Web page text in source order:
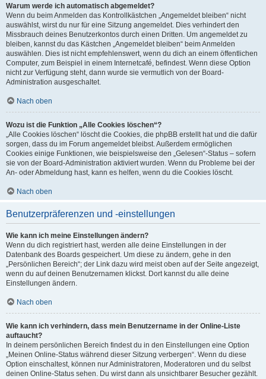
Warum werde ich automatisch abgemeldet?
Wenn du beim Anmelden das Kontrollkästchen „Angemeldet bleiben“ nicht
auswählst, wirst du nur für eine Sitzung angemeldet. Dies verhindert den
Missbrauch deines Benutzerkontos durch einen Dritten. Um angemeldet zu
bleiben, kannst du das Kästchen „Angemeldet bleiben“ beim Anmelden
auswählen. Dies ist nicht empfehlenswert, wenn du dich an einem öffentlichen
Computer, zum Beispiel in einem Internetcafé, befindest. Wenn diese Option
nicht zur Verfügung steht, dann wurde sie vermutlich von der Board-
Administration ausgeschaltet.
Nach oben
Wozu ist die Funktion „Alle Cookies löschen“?
„Alle Cookies löschen“ löscht die Cookies, die phpBB erstellt hat und die dafür
sorgen, dass du im Forum angemeldet bleibst. Außerdem ermöglichen
Cookies einige Funktionen, wie beispielsweise den „Gelesen“-Status – sofern
sie von der Board-Administration aktiviert wurden. Wenn du Probleme bei der
An- oder Abmeldung hast, kann es helfen, wenn du die Cookies löscht.
Nach oben
Benutzerpräferenzen und -einstellungen
Wie kann ich meine Einstellungen ändern?
Wenn du dich registriert hast, werden alle deine Einstellungen in der
Datenbank des Boards gespeichert. Um diese zu ändern, gehe in den
„Persönlichen Bereich“; der Link dazu wird meist oben auf der Seite angezeigt,
wenn du auf deinen Benutzernamen klickst. Dort kannst du alle deine
Einstellungen ändern.
Nach oben
Wie kann ich verhindern, dass mein Benutzername in der Online-Liste
auftaucht?
In deinem persönlichen Bereich findest du in den Einstellungen eine Option
„Meinen Online-Status während dieser Sitzung verbergen“. Wenn du diese
Option einschaltest, können nur Administratoren, Moderatoren und du selbst
deinen Online-Status sehen. Du wirst dann als unsichtbarer Besucher gezählt.